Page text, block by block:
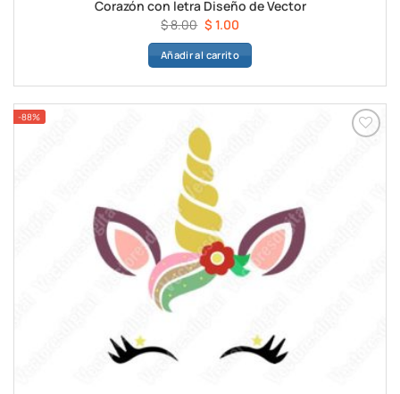
Corazón con letra Diseño de Vector
$8.00 El
precio
original
$ 8.00.
$ 1.00El
precio
actual
$ 1.00.
Añadir al carrito
-88%